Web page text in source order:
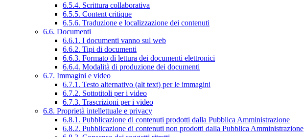
6.5.4. Scrittura collaborativa
6.5.5. Content critique
6.5.6. Traduzione e localizzazione dei contenuti
6.6. Documenti
6.6.1. I documenti vanno sul web
6.6.2. Tipi di documenti
6.6.3. Formato di lettura dei documenti elettronici
6.6.4. Modalità di produzione dei documenti
6.7. Immagini e video
6.7.1. Testo alternativo (alt text) per le immagini
6.7.2. Sottotitoli per i video
6.7.3. Trascrizioni per i video
6.8. Proprietà intellettuale e privacy
6.8.1. Pubblicazione di contenuti prodotti dalla Pubblica Amministrazione
6.8.2. Pubblicazione di contenuti non prodotti dalla Pubblica Amministrazione